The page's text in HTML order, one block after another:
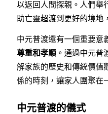
以返回人間探親。人們舉
助亡靈超渡到更好的境地
中元普渡還有一個重要意
尊重和孝順。通過中元普
解家族的歷史和傳統價值
係的時刻，讓家人團聚在
中元普渡的儀式